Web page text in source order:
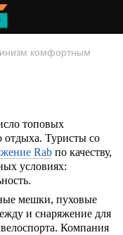
комфортным
топовых
отдыха. Туристы со
Rab по качеству,
условиях:
мешки, пуховые
и снаряжение для
Компания